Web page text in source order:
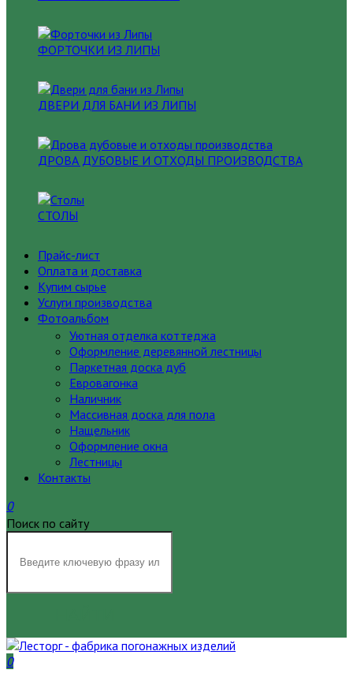
ФОРТОЧКИ ИЗ ЛИПЫ
ДВЕРИ ДЛЯ БАНИ ИЗ ЛИПЫ
ДРОВА ДУБОВЫЕ И ОТХОДЫ ПРОИЗВОДСТВА
СТОЛЫ
Прайс-лист
Оплата и доставка
Купим сырье
Услуги производства
Фотоальбом
Уютная отделка коттеджа
Оформление деревянной лестницы
Паркетная доска дуб
Евровагонка
Наличник
Массивная доска для пола
Нащельник
Оформление окна
Лестницы
Контакты
0
Поиск по сайту
0